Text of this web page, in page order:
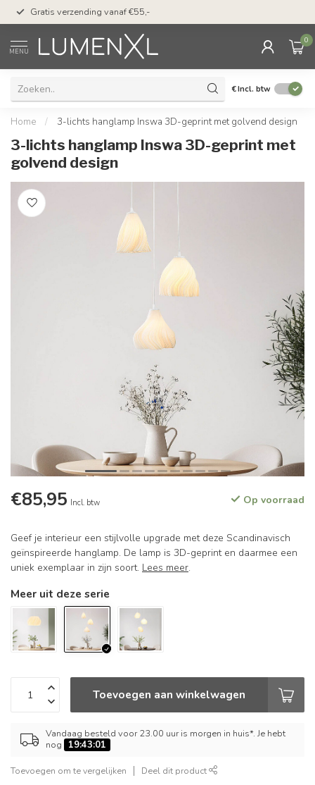
Gratis verzending vanaf €55,-
MENU
0
€Incl. btw
Home / 3-lichts hanglamp Inswa 3D-geprint met golvend design
3-lichts hanglamp Inswa 3D-geprint met
golvend design
€85,95 Incl. btw Op voorraad
Geef je interieur een stijlvolle upgrade met deze Scandinavisch
geïnspireerde hanglamp. De lamp is 3D-geprint en daarmee een
uniek exemplaar in zijn soort. Lees meer.
Meer uit deze serie
Toevoegen aan winkelwagen
Vandaag besteld voor 23.00 uur is morgen in huis*. Je hebt
nog
19:43:00
Toevoegen om te vergelijken Deel dit product